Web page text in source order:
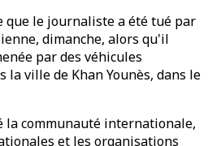
que le journaliste a été tué par
dimanche, alors qu'il
par des véhicules
ville de Khan Younès, dans le
la communauté internationale,
et les organisations